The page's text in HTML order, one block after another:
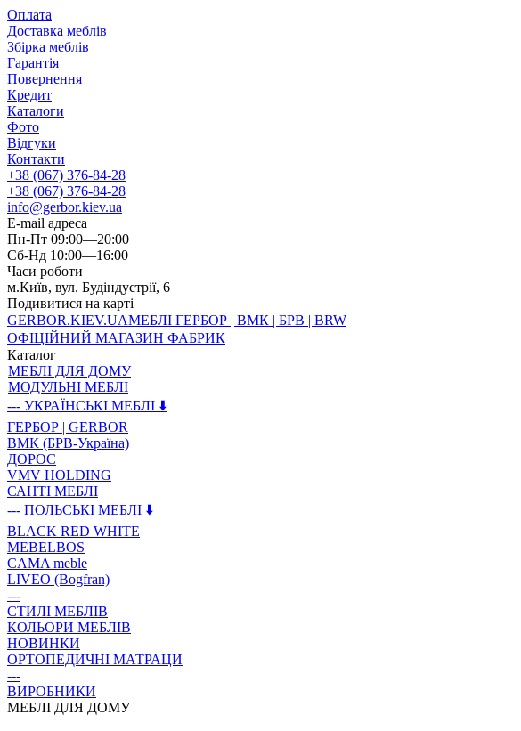
Оплата
Доставка меблів
Збірка меблів
Гарантія
Повернення
Кредит
Каталоги
Фото
Відгуки
Контакти
+38 (067) 376-84-28
+38 (067) 376-84-28
info@gerbor.kiev.ua
E-mail адреса
Пн-Пт 09:00—20:00
Сб-Нд 10:00—16:00
Часи роботи
м.Київ, вул. Будіндустрії, 6
Подивитися на карті
GERBOR.KIEV.UAМЕБЛI ГЕРБОР | ВМК | БРВ | BRW
ОФІЦІЙНИЙ МАГАЗИН ФАБРИК
Каталог
МЕБЛІ ДЛЯ ДОМУ
МОДУЛЬНІ МЕБЛІ
--- УКРАЇНСЬКІ МЕБЛІ ⬇️
ГЕРБОР | GERBOR
ВМК (БРВ-Україна)
ДОРОС
VMV HOLDING
САНТІ МЕБЛІ
--- ПОЛЬСЬКІ МЕБЛІ ⬇️
BLACK RED WHITE
MEBELBOS
CAMA meble
LIVEO (Bogfran)
---
СТИЛІ МЕБЛІВ
КОЛЬОРИ МЕБЛІВ
НОВИНКИ
ОРТОПЕДИЧНІ МАТРАЦИ
---
ВИРОБНИКИ
МЕБЛІ ДЛЯ ДОМУ